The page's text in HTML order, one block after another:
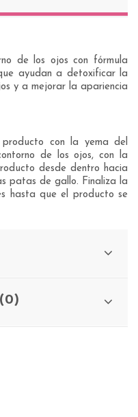
de los ojos con fórmula
ayudan a detoxificar la
y a mejorar la apariencia
con la yema del
de los ojos, con la
desde dentro hacia
patas de gallo. Finaliza la
hasta que el producto se